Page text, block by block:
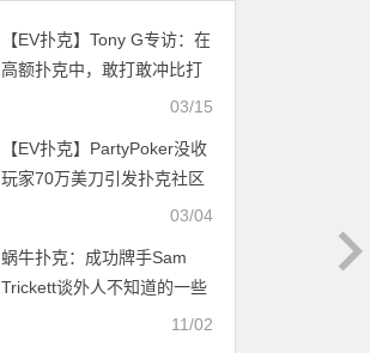
【EV扑克】Tony G专访：在
高额扑克中，敢打敢冲比打
03/15
【EV扑克】PartyPoker没收
玩家70万美刀引发扑克社区
03/04
蜗牛扑克：成功牌手Sam
Trickett谈外人不知道的一些
11/02